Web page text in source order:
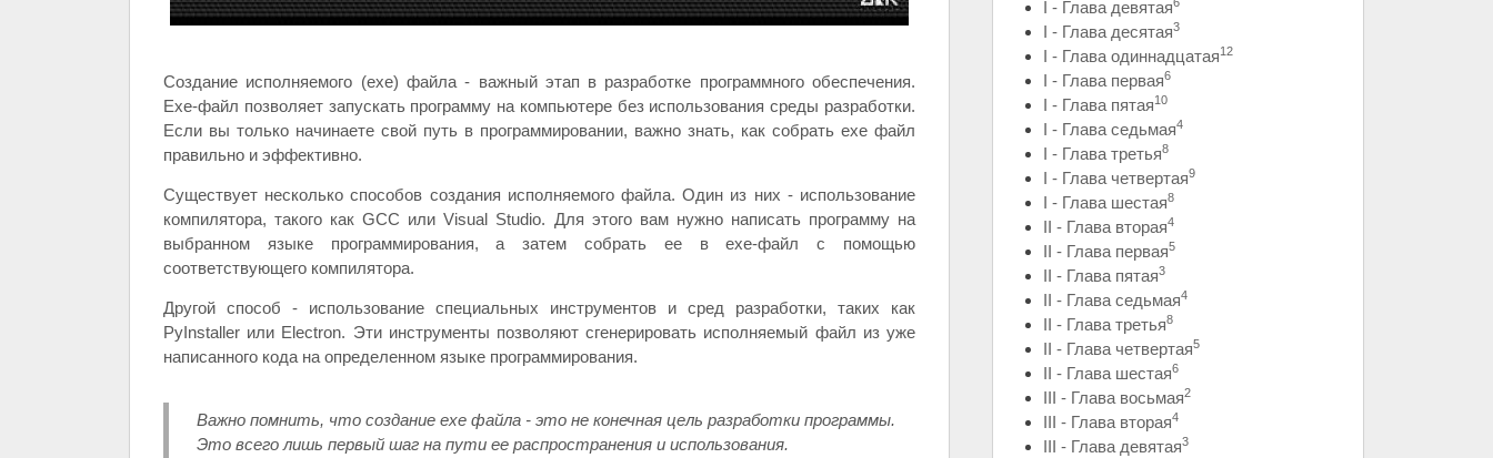
Создание исполняемого (exe) файла - важный этап в разработке программного обеспечения.
Exe-файл позволяет запускать программу на компьютере без использования среды разработки.
Если вы только начинаете свой путь в программировании, важно знать, как собрать exe файл
правильно и эффективно.
Существует несколько способов создания исполняемого файла. Один из них - использование
компилятора, такого как GCC или Visual Studio. Для этого вам нужно написать программу на
выбранном языке программирования, а затем собрать ее в exe-файл с помощью
соответствующего компилятора.
Другой способ - использование специальных инструментов и сред разработки, таких как
PyInstaller или Electron. Эти инструменты позволяют сгенерировать исполняемый файл из уже
написанного кода на определенном языке программирования.
Важно помнить, что создание exe файла - это не конечная цель разработки программы.
Это всего лишь первый шаг на пути ее распространения и использования.
I - Глава девятая
I - Глава десятая3
I - Глава одиннадцатая12
I - Глава первая6
I - Глава пятая10
I - Глава седьмая4
I - Глава третья8
I - Глава четвертая9
I - Глава шестая8
II - Глава вторая4
II - Глава первая5
II - Глава пятая3
II - Глава седьмая4
II - Глава третья8
II - Глава четвертая5
II - Глава шестая6
III - Глава восьмая2
III - Глава вторая4
III - Глава девятая3